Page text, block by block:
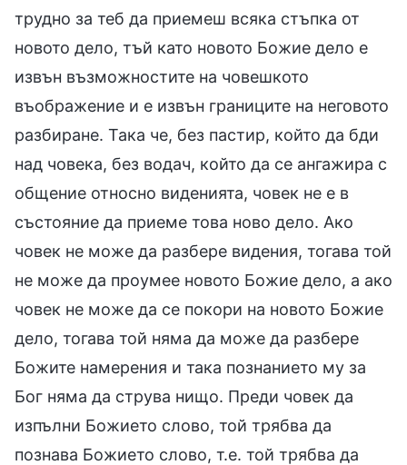
трудно за теб да приемеш всяка стъпка от
новото дело, тъй като новото Божие дело е
извън възможностите на човешкото
въображение и е извън границите на неговото
разбиране. Така че, без пастир, който да бди
над човека, без водач, който да се ангажира с
общение относно виденията, човек не е в
състояние да приеме това ново дело. Ако
човек не може да разбере видения, тогава той
не може да проумее новото Божие дело, а ако
човек не може да се покори на новото Божие
дело, тогава той няма да може да разбере
Божите намерения и така познанието му за
Бог няма да струва нищо. Преди човек да
изпълни Божието слово, той трябва да
познава Божието слово, т.е. той трябва да